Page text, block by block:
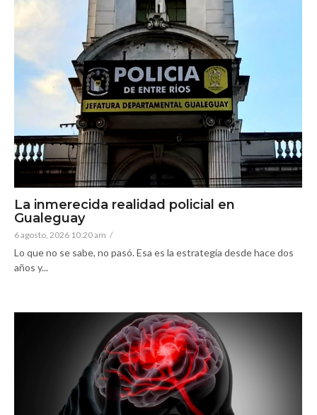
La inmerecida realidad policial en
Gualeguay
6 agosto, 2026 10:20 am /
Lo que no se sabe, no pasó. Esa es la estrategia desde hace dos
años y...